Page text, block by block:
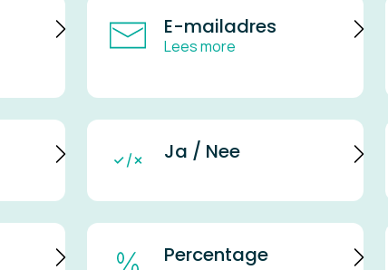
E-mailadres
Lees more
Ja / Nee
Percentage